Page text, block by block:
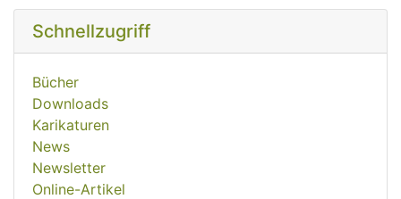
Schnellzugriff
Bücher
Downloads
Karikaturen
News
Newsletter
Online-Artikel